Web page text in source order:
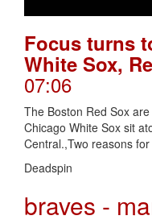
Focus turns
White Sox,
07:06
The Boston Red Sox
Chicago White Sox sit
Central.,Two reasons
Deadspin
braves -